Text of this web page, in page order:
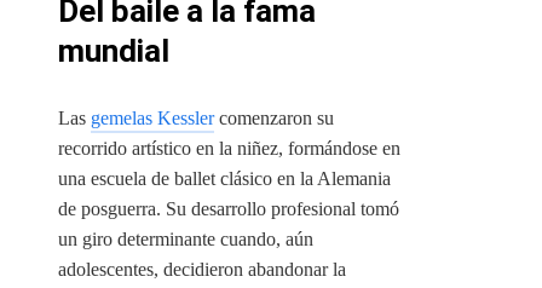
Del baile a la fama
mundial
Las gemelas Kesslercomenzaron su
recorrido artístico en la niñez, formándose en
una escuela de ballet clásico en la Alemania
de posguerra. Su desarrollo profesional tomó
un giro determinante cuando, aún
adolescentes, decidieron abandonar la